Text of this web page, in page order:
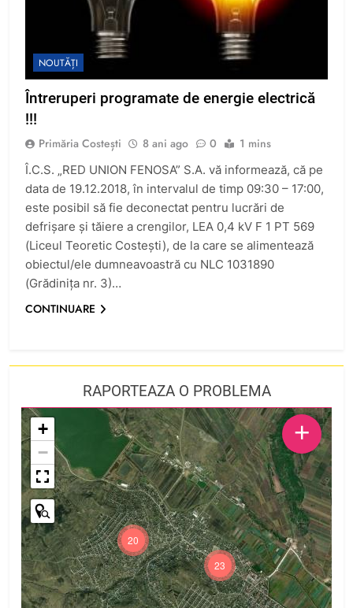
NOUTĂȚI
Întreruperi programate de energie electrică
!!!
Primăria Costești 8 ani ago 0 1 mins
Î.C.S. „RED UNION FENOSA” S.A. vă informează, că pe
data de 19.12.2018, în intervalul de timp 09:30 – 17:00,
este posibil să fie deconectat pentru lucrări de
defrișare şi tăiere a crengilor, LEA 0,4 kV F 1 PT 569
(Liceul Teoretic Costești), de la care se alimentează
obiectul/ele dumneavoastră cu NLC 1031890
(Grădinița nr. 3)…
CONTINUARE
RAPORTEAZA O PROBLEMA
23
20
+
−
+